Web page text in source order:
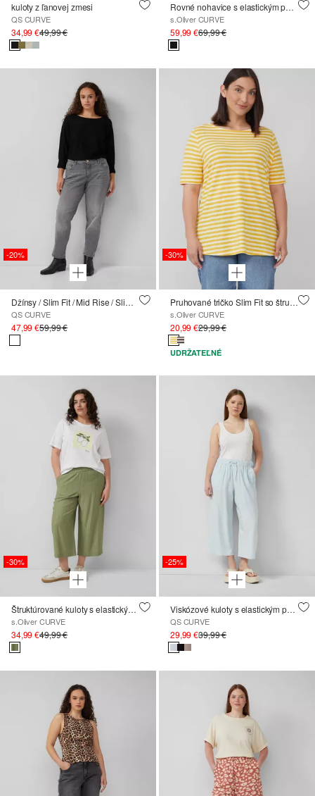
kuloty z ľanovej zmesi
QS CURVE
34,99 €49,99 €
Rovné nohavice s elastickým pásom
s.Oliver CURVE
59,99 €69,99 €
-20%
Džínsy / Slim Fit / Mid Rise / Slim Leg / Superstretch
QS CURVE
47,99 €59,99 €
-30%
Pruhované tričko Slim Fit so štruktúrou súkanej priadze
s.Oliver CURVE
20,99 €29,99 €
UDRŽATEĽNÉ
-30%
Štruktúrované kuloty s elastickým pásom
s.Oliver CURVE
34,99 €49,99 €
-25%
Viskózové kuloty s elastickým pásom
QS CURVE
29,99 €39,99 €